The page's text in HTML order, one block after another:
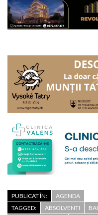
PUBLICAT ÎN:
AGENDA
TAGGED:
ABSOLVENTI